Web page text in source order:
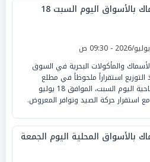
أسعار الأسماك بالأسواق اليوم السبت 18
والمأكولات البحرية في السوق
التوزيع استقراراً ملحوظاً في مطلع
التعاملات الصباحية اليوم السبت، الموافق 18 يوليو
بالأسواق المحلية اليوم الجمعة